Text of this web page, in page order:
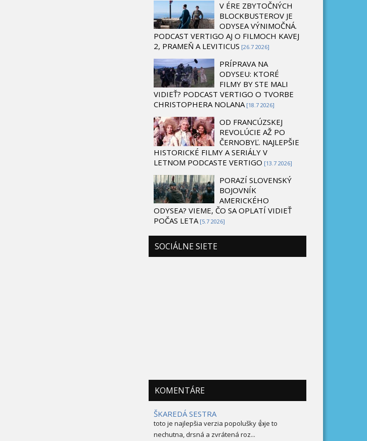
V ÉRE ZBYTOČNÝCH
BLOCKBUSTEROV JE
ODYSEA VÝNIMOČNÁ.
PODCAST VERTIGO AJ O FILMOCH KAVEJ
2, PRAMEŇ A LEVITICUS [26.7 2026]
PRÍPRAVA NA
ODYSEU: KTORÉ
FILMY BY STE MALI
VIDIEŤ? PODCAST VERTIGO O TVORBE
CHRISTOPHERA NOLANA [18.7 2026]
OD FRANCÚZSKEJ
REVOLÚCIE AŽ PO
ČERNOBYĽ. NAJLEPŠIE
HISTORICKÉ FILMY A SERIÁLY V
LETNOM PODCASTE VERTIGO [13.7 2026]
PORAZÍ SLOVENSKÝ
BOJOVNÍK
AMERICKÉHO
ODYSEA? VIEME, ČO SA OPLATÍ VIDIEŤ
POČAS LETA [5.7 2026]
SOCIÁLNE SIETE
KOMENTÁRE
ŠKAREDÁ SESTRA
toto je najlepšia verzia popolušky 👍je to
nechutna, drsná a zvrátená roz...